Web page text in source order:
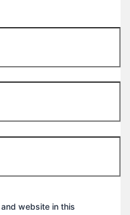
website in this